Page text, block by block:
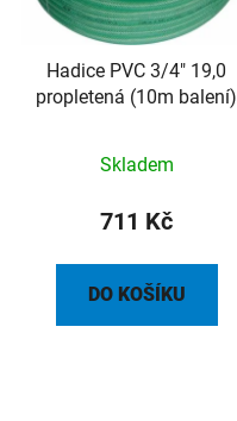
Hadice PVC 3/4" 19,0
propletená (10m balení)
Skladem
711 Kč
DO KOŠÍKU